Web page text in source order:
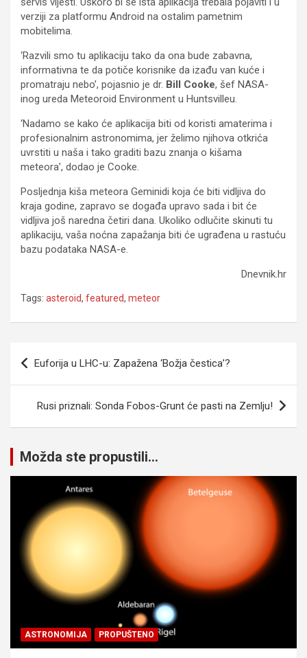
verziji za platformu Android na ostalim pametnim
mobitelima.
‘Razvili smo tu aplikaciju tako da ona bude zabavna,
informativna te da potiče korisnike da izađu van kuće i
promatraju nebo’, pojasnio je dr. Bill Cooke, šef NASA-
inog ureda Meteoroid Environment u Huntsvilleu.
‘Nadamo se kako će aplikacija biti od koristi amaterima i
profesionalnim astronomima, jer želimo njihova otkrića
uvrstiti u naša i tako graditi bazu znanja o kišama
meteora’, dodao je Cooke.
Posljednja kiša meteora Geminidi koja će biti vidljiva do
kraja godine, zapravo se događa upravo sada i bit će
vidljiva još naredna četiri dana. Ukoliko odlučite skinuti tu
aplikaciju, vaša noćna zapažanja biti će ugrađena u rastuću
bazu podataka NASA-e.
Dnevnik.hr
Tags: asteroid, featured, meteor
Navigacija
članaka
Euforija u LHC-u: Zapažena ‘Božja čestica’?
Rusi priznali: Sonda Fobos-Grunt će pasti na Zemlju!
Možda ste propustili...
ASTRONOMIJA PROPUŠTENO